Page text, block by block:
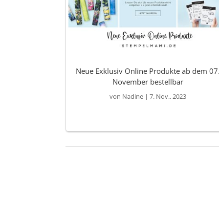
Neue Exklusiv Online Produkte ab dem 07.
November bestellbar
von Nadine |7. Nov.. 2023